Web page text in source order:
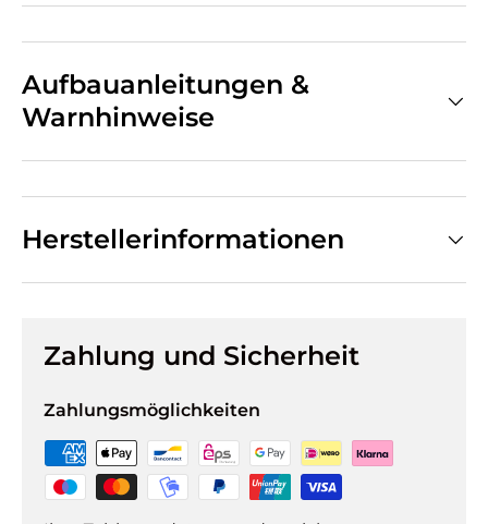
Aufbauanleitungen &
Warnhinweise
Herstellerinformationen
Zahlung und Sicherheit
Zahlungsmöglichkeiten